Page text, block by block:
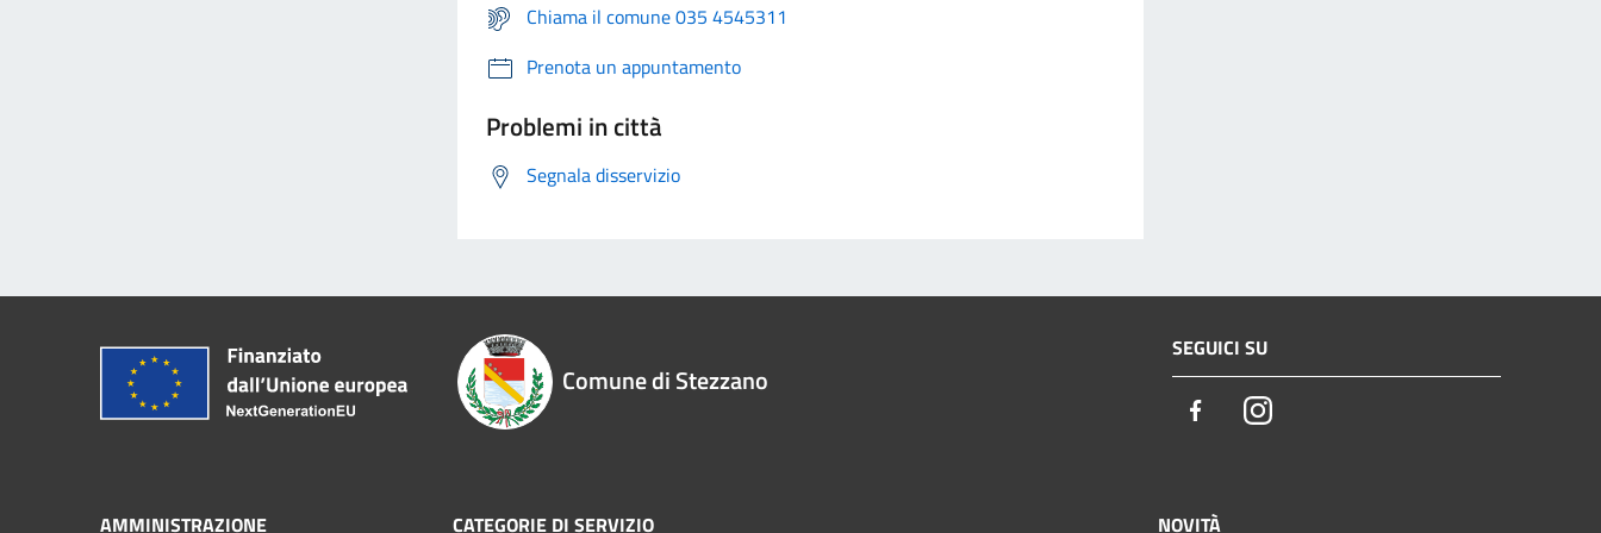
Chiama il comune 035 4545311
Prenota un appuntamento
Problemi in città
Segnala disservizio
Comune di Stezzano
SEGUICI SU
FacebookInstagram
AMMINISTRAZIONE CATEGORIE DI SERVIZIO NOVITÀ